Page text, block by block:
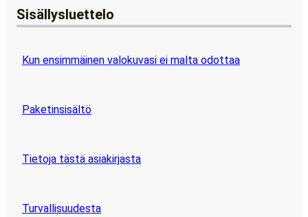
Sisällysluettelo
Kun ensimmäinen valokuvasi ei malta odottaa
Paketinsisältö
Tietoja tästä asiakirjasta
Turvallisuudesta